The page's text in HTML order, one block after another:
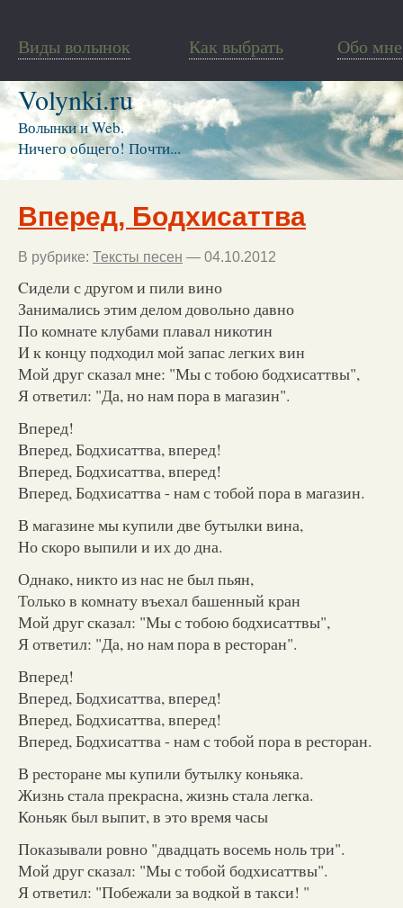
Виды волынок Как выбрать Обо мне
Volynki.ru
Волынки и Web.
Ничего общего! Почти...
Вперед, Бодхисаттва
В рубрике: Тексты песен — 04.10.2012
Cидели с другом и пили вино
Занимались этим делом довольно давно
По комнате клубами плавал никотин
И к концу подходил мой запас легких вин
Мой друг сказал мне: "Мы с тобою бодхисаттвы",
Я ответил: "Да, но нам пора в магазин".
Вперед!
Вперед, Бодхисаттва, вперед!
Вперед, Бодхисаттва, вперед!
Вперед, Бодхисаттва - нам с тобой пора в магазин.
В магазине мы купили две бутылки вина,
Но скоро выпили и их до дна.
Однако, никто из нас не был пьян,
Только в комнату въехал башенный кран
Мой друг сказал: "Мы с тобою бодхисаттвы",
Я ответил: "Да, но нам пора в ресторан".
Вперед!
Вперед, Бодхисаттва, вперед!
Вперед, Бодхисаттва, вперед!
Вперед, Бодхисаттва - нам с тобой пора в ресторан.
В ресторане мы купили бутылку коньяка.
Жизнь стала прекрасна, жизнь стала легка.
Коньяк был выпит, в это время часы
Показывали ровно "двадцать восемь ноль три".
Мой друг сказал: "Мы с тобой бодхисаттвы".
Я ответил: "Побежали за водкой в такси! "